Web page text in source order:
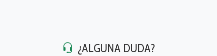
¿ALGUNA DUDA?